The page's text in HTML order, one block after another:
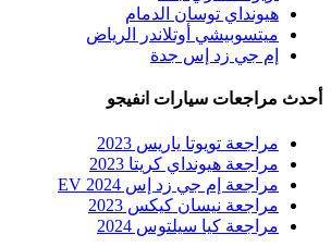
هيونداي توسان الدمام
ميتسوبيشي أوتلاندر الرياض
إم جي زد إس جدة
أحدث مراجعات سيارات انفيجو
مراجعة تويوتا ياريس 2023
مراجعة هيونداي كريتا 2023
مراجعة إم جي زد إس EV 2024
مراجعة نيسان كيكس 2023
مراجعة كيا سيلتوس 2024